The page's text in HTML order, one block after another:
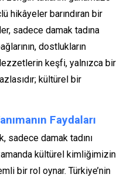
hikâyeler barındıran bir
sadece damak tadına
dostlukların
keşfi, yalnızca bir
kültürel bir
Faydaları
sadece damak tadını
kültürel kimliğimizin
bir rol oynar. Türkiye’nin